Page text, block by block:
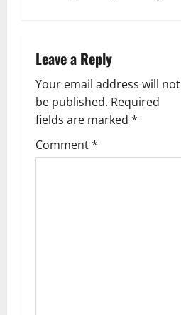
a
v
i
g
Leave a Reply
Your email address will not
be published. Required
fields are marked *
Comment*